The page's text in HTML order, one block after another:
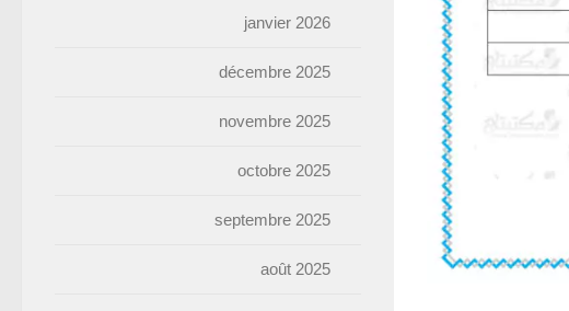
janvier 2026
décembre 2025
novembre 2025
octobre 2025
septembre 2025
août 2025